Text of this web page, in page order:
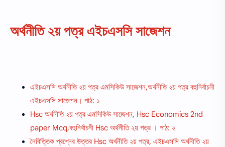
অর্থনীতি ২য় পত্র এইচএসসি সাজেশন
এইচএসসি অর্থনীতি ২য় পত্র এমসিকিউ সাজেশন,অর্থনীতি ২য় পত্র বহুনির্বাচনী
এইচএসসি সাজেশন। পাঠ: ১
Hsc অর্থনীতি ২য় পত্র এমসিকিউ সাজেশন, Hsc Economics 2nd
paper Mcq,বহুনির্বাচনী Hsc অর্থনীতি ২য় পত্র । পাঠ: ২
নৈবিত্তিক প্রশ্নের উত্তর Hsc অর্থনীতি ২য় পত্র, এইচএসসি অর্থনীতি ২য়